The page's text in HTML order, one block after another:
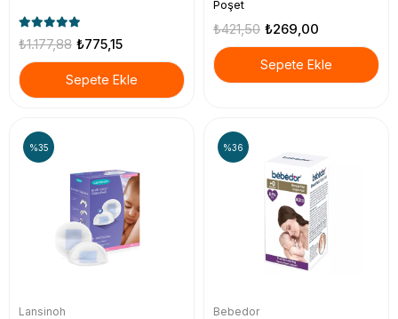
₺775,15
₺1.177,88
Sepete Ekle
Poşet
₺269,00
₺421,50
Sepete Ekle
Lansinoh
%35
Bebedor
%36